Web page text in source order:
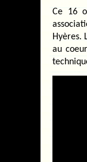
Ce 16
Hyères.
au